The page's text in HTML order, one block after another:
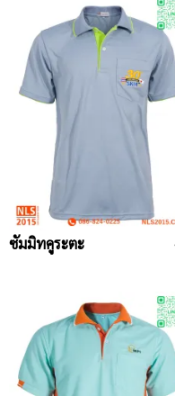
ซัมมิทคูระตะ